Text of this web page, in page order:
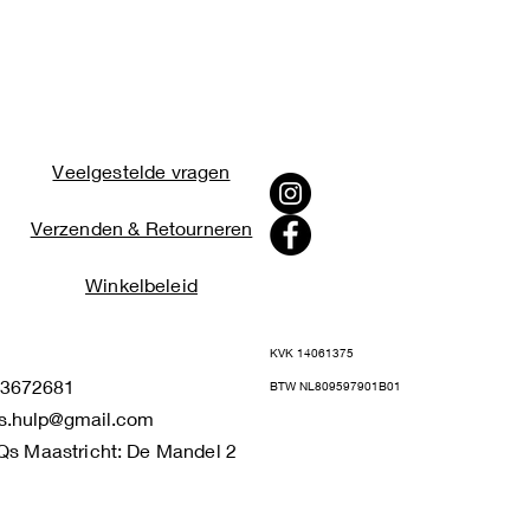
KVK 14061375
BTW NL809597901B01
Veelgestelde vragen
Verzenden & Retourneren
Winkelbeleid
Maastricht: De Mandel 2